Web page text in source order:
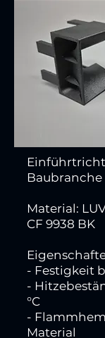
Gregor Stichel
R&D Manager,
Baubranche
Material:
CF 9938 BK
- Festigkeit
-
°C
-
Material